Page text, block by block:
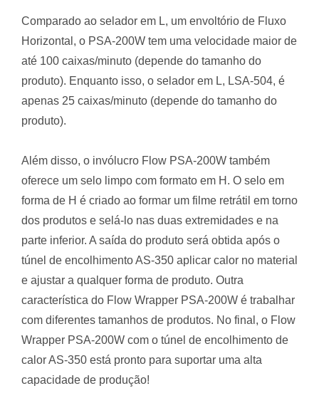
Comparado ao selador em L, um envoltório de Fluxo
Horizontal, o PSA-200W tem uma velocidade maior de
até 100 caixas/minuto (depende do tamanho do
produto). Enquanto isso, o selador em L, LSA-504, é
apenas 25 caixas/minuto (depende do tamanho do
produto).
Além disso, o invólucro Flow PSA-200W também
oferece um selo limpo com formato em H. O selo em
forma de H é criado ao formar um filme retrátil em torno
dos produtos e selá-lo nas duas extremidades e na
parte inferior. A saída do produto será obtida após o
túnel de encolhimento AS-350 aplicar calor no material
e ajustar a qualquer forma de produto. Outra
característica do Flow Wrapper PSA-200W é trabalhar
com diferentes tamanhos de produtos. No final, o Flow
Wrapper PSA-200W com o túnel de encolhimento de
calor AS-350 está pronto para suportar uma alta
capacidade de produção!